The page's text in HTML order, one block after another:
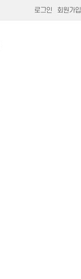
로그인 회원가입